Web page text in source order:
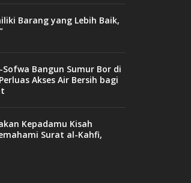
Barang yang Lebih Baik,
Sofwa Bangun Sumur Bor di
Akses Air Bersih bagi
Kepadamu Kisah
Surat al-Kahfi,